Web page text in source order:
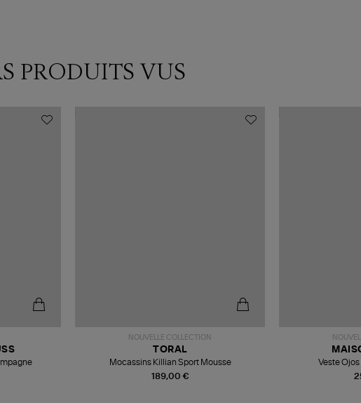
PRODUITS VUS
NOUVELLE COLLECTION
189,00 €
TORAL
Mocassins Killian Sport Mousse
Veste